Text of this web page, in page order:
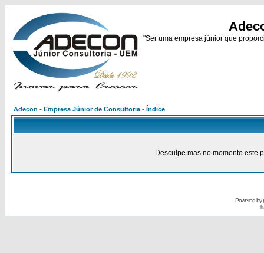
"Ser uma empresa júnior que
Adecon - Empresa Júnior de Consultoria - Índice
Desculpe mas no momento este
Powered by